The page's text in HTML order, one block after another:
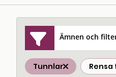
Ämnen och
Tunnlar